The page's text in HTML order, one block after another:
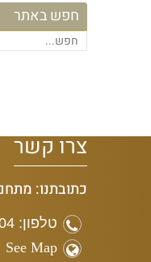
חפש באתר
צרו קשר
כתובתנו:
טלפון: 050-5287704
See Map